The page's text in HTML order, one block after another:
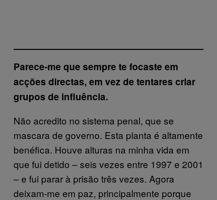
Parece-me que sempre te focaste em
acções directas, em vez de tentares criar
grupos de influência.
Não acredito no sistema penal, que se
mascara de governo. Esta planta é altamente
benéfica. Houve alturas na minha vida em
que fui detido – seis vezes entre 1997 e 2001
– e fui parar à prisão três vezes. Agora
deixam-me em paz, principalmente porque